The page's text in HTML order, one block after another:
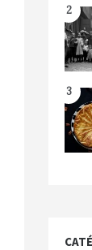
2
3